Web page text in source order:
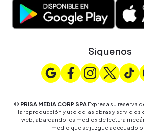
Síguenos
© PRISA MEDIA CORP SPAExpresa su reserva
la reproducción y uso de las obras y servicios
web, abarcando los medios de lectura
medio que se juzgue adecuado